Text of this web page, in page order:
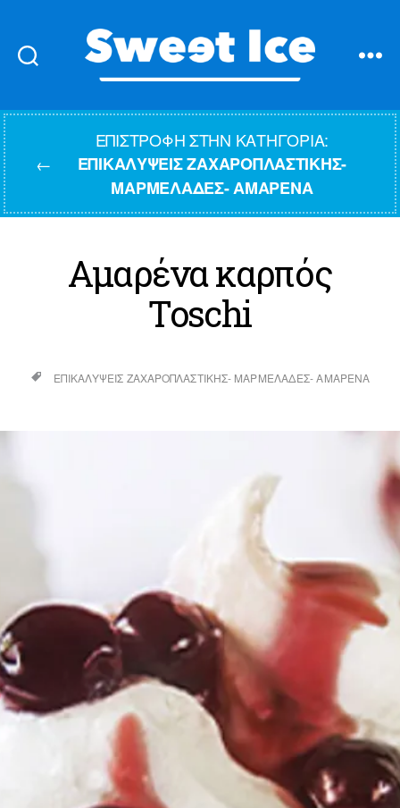
Ice
←
ΕΠΙΣΤΡΟΦΉ ΣΤΗΝ ΚΑΤΗΓΟΡΊΑ:
ΕΠΙΚΑΛΎΨΕΙΣ ΖΑΧΑΡΟΠΛΑΣΤΙΚΉΣ-
ΜΑΡΜΕΛΆΔΕΣ- ΑΜΑΡΈΝΑ
Αμαρένα καρπός
Toschi
ΕΠΙΚΑΛΎΨΕΙΣ ΖΑΧΑΡΟΠΛΑΣΤΙΚΉΣ- ΜΑΡΜΕΛΆΔΕΣ- ΑΜΑΡΈΝΑ